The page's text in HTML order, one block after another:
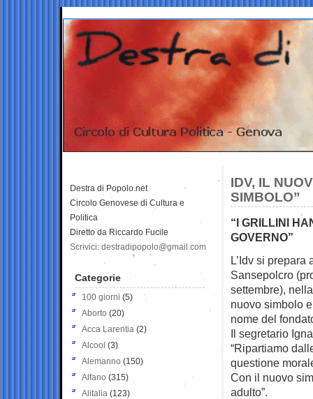
IDV, IL
SIMBOLO”
“I GRILLINI
GOVERNO”
L’Idv si
Sansepolcro
settembre),
nuovo simbolo
nome del
Il segretario
“Ripartiamo
questione
Con il nuovo
adulto”.
Destra di Popolo.net
Circolo Genovese di Cultura e
Politica
Diretto da Riccardo Fucile
Scrivici: destradipopolo@gmail.com
Categorie
100 giorni (5)
Aborto (20)
Acca Larentia (2)
Alcool (3)
Alemanno (150)
Alfano (315)
Alitalia (123)